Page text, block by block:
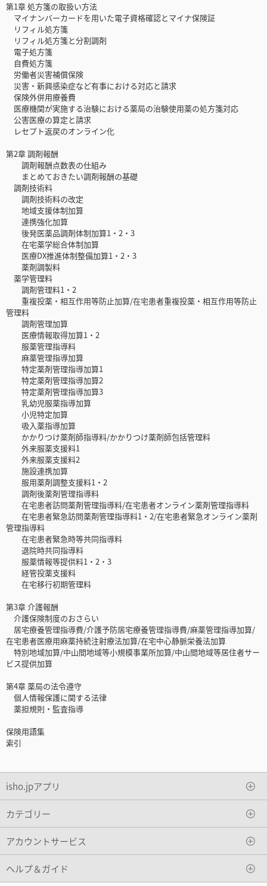
第1章 処方箋の取扱い方法
マイナンバーカードを用いた電子資格確認とマイナ保険証
リフィル処方箋
リフィル処方箋と分割調剤
電子処方箋
自費処方箋
労働者災害補償保険
災害・新興感染症など有事における対応と請求
保険外併用療養費
医療機関が実施する治験における薬局の治験使用薬の処方箋対応
公害医療の算定と請求
レセプト返戻のオンライン化
第2章 調剤報酬
調剤報酬点数表の仕組み
まとめておきたい調剤報酬の基礎
調剤技術料
調剤技術料の改定
地域支援体制加算
連携強化加算
後発医薬品調剤体制加算1・2・3
在宅薬学総合体制加算
医療DX推進体制整備加算1・2・3
薬剤調製料
薬学管理料
調剤管理料1・2
重複投薬・相互作用等防止加算/在宅患者重複投薬・相互作用等防止
管理料
調剤管理加算
医療情報取得加算1・2
服薬管理指導料
麻薬管理指導加算
特定薬剤管理指導加算1
特定薬剤管理指導加算2
特定薬剤管理指導加算3
乳幼児服薬指導加算
小児特定加算
吸入薬指導加算
かかりつけ薬剤師指導料/かかりつけ薬剤師包括管理料
外来服薬支援料1
外来服薬支援料2
施設連携加算
服用薬剤調整支援料1・2
調剤後薬剤管理指導料
在宅患者訪問薬剤管理指導料/在宅患者オンライン薬剤管理指導料
在宅患者緊急訪問薬剤管理指導料1・2/在宅患者緊急オンライン薬剤
管理指導料
在宅患者緊急時等共同指導料
退院時共同指導料
服薬情報等提供料1・2・3
経管投薬支援料
在宅移行初期管理料
第3章 介護報酬
介護保険制度のおさらい
居宅療養管理指導費/介護予防居宅療養管理指導費/麻薬管理指導加算/
在宅患者医療用麻薬持続注射療法加算/在宅中心静脈栄養法加算
特別地域加算/中山間地域等小規模事業所加算/中山間地域等居住者サー
ビス提供加算
第4章 薬局の法令遵守
個人情報保護に関する法律
薬担規則・監査指導
保険用語集
索引
isho.jpアプリ
カテゴリー
アカウントサービス
ヘルプ＆ガイド